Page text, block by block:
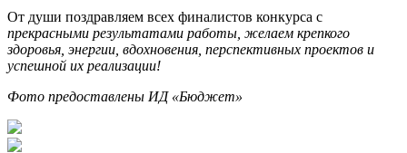
От души поздравляем всех финалистов конкурса с
прекрасными результатами работы, желаем крепкого
здоровья, энергии, вдохновения, перспективных проектов и
успешной их реализации!
Фото предоставлены ИД «Бюджет»